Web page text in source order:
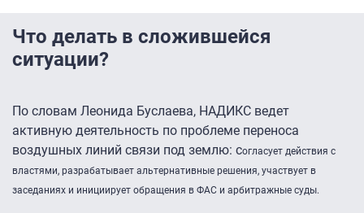
Что делать в сложившейся
ситуации?
По словам Леонида Буслаева, НАДИКС ведет
активную деятельность по проблеме переноса
воздушных линий связи под землю: согласует действия с
властями, разрабатывает альтернативные решения, участвует в
заседаниях и инициирует обращения в ФАС и арбитражные суды.